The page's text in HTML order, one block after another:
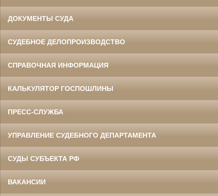
ДОКУМЕНТЫ СУДА
СУДЕБНОЕ ДЕЛОПРОИЗВОДСТВО
СПРАВОЧНАЯ ИНФОРМАЦИЯ
КАЛЬКУЛЯТОР ГОСПОШЛИНЫ
ПРЕСС-СЛУЖБА
УПРАВЛЕНИЕ СУДЕБНОГО ДЕПАРТАМЕНТА
СУДЫ СУБЪЕКТА РФ
ВАКАНСИИ